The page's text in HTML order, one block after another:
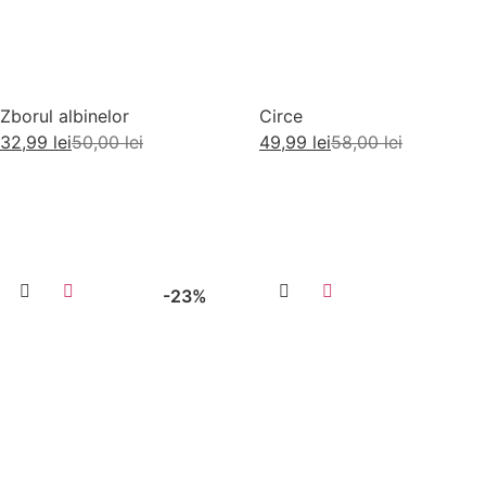
Zborul albinelor
50,00lei
32,99 lei
Circe
58,00lei
49,99 lei
-23%